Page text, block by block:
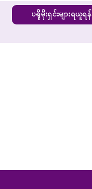
ပရိုမိုးရှင်းများရယူရ